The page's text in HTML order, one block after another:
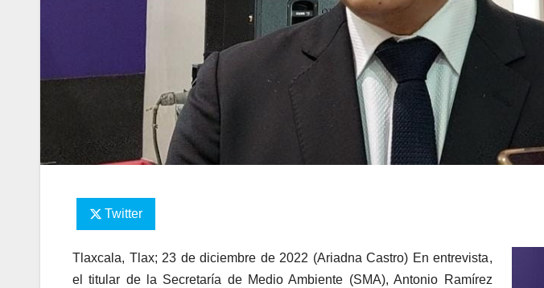
Twitter
Tlaxcala, Tlax; 23 de diciembre de 2022 (Ariadna Castro) En entrevista,
el titular de la Secretaría de Medio Ambiente (SMA), Antonio Ramírez